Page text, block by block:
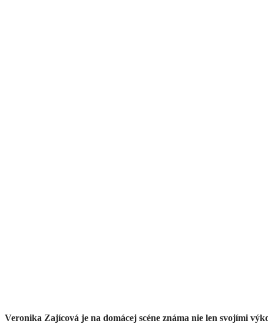
Veronika Zajícová je na domácej scéne známa nie len svojími